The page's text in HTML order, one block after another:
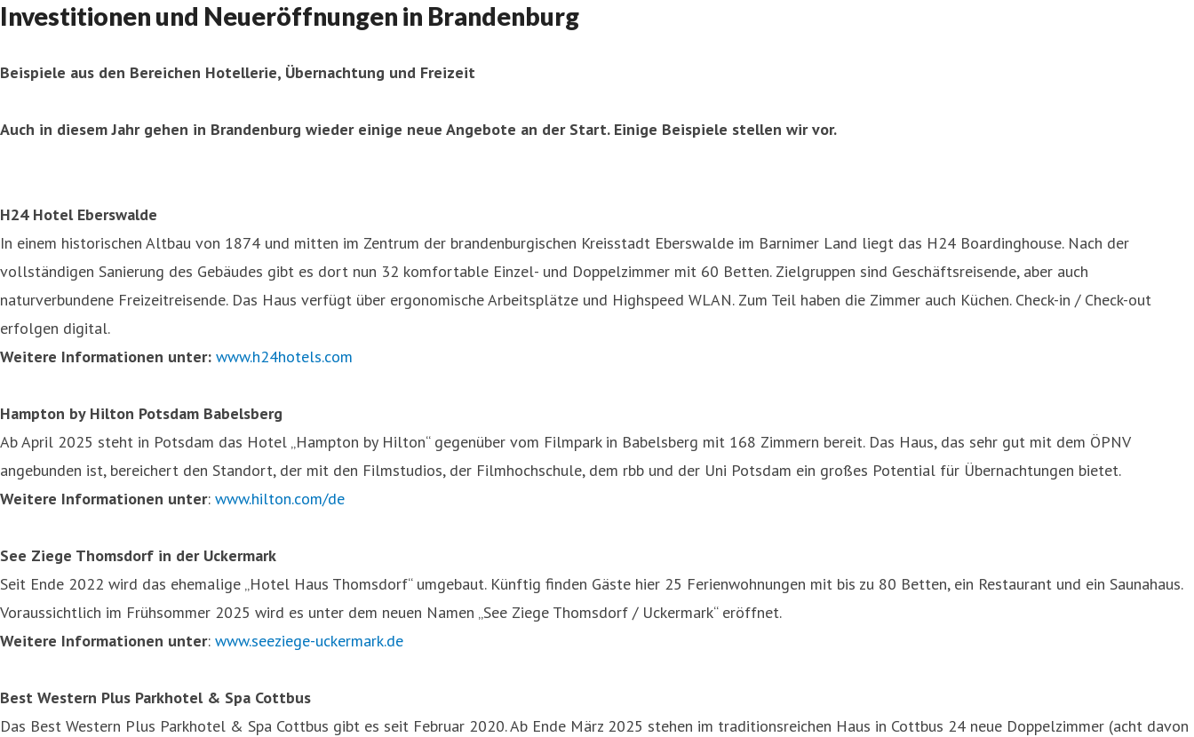
Investitionen und Neueröffnungen in Brandenburg
Beispiele aus den Bereichen Hotellerie, Übernachtung und Freizeit
Auch in diesem Jahr gehen in Brandenburg wieder einige neue Angebote an der Start. Einige Beispiele stellen wir vor.
H24 Hotel Eberswalde
In einem historischen Altbau von 1874 und mitten im Zentrum der brandenburgischen Kreisstadt Eberswalde im Barnimer Land liegt das H24 Boardinghouse. Nach der
vollständigen Sanierung des Gebäudes gibt es dort nun 32 komfortable Einzel- und Doppelzimmer mit 60 Betten. Zielgruppen sind Geschäftsreisende, aber auch
naturverbundene Freizeitreisende. Das Haus verfügt über ergonomische Arbeitsplätze und Highspeed WLAN. Zum Teil haben die Zimmer auch Küchen. Check-in / Check-out
erfolgen digital.
Weitere Informationen unter: www.h24hotels.com
Hampton by Hilton Potsdam Babelsberg
Ab April 2025 steht in Potsdam das Hotel „Hampton by Hilton“ gegenüber vom Filmpark in Babelsberg mit 168 Zimmern bereit. Das Haus, das sehr gut mit dem ÖPNV
angebunden ist, bereichert den Standort, der mit den Filmstudios, der Filmhochschule, dem rbb und der Uni Potsdam ein großes Potential für Übernachtungen bietet.
Weitere Informationen unter: www.hilton.com/de
See Ziege Thomsdorf in der Uckermark
Seit Ende 2022 wird das ehemalige „Hotel Haus Thomsdorf“ umgebaut. Künftig finden Gäste hier 25 Ferienwohnungen mit bis zu 80 Betten, ein Restaurant und ein Saunahaus.
Voraussichtlich im Frühsommer 2025 wird es unter dem neuen Namen „See Ziege Thomsdorf / Uckermark“ eröffnet.
Weitere Informationen unter: www.seeziege-uckermark.de
Best Western Plus Parkhotel & Spa Cottbus
Das Best Western Plus Parkhotel & Spa Cottbus gibt es seit Februar 2020. Ab Ende März 2025 stehen im traditionsreichen Haus in Cottbus 24 neue Doppelzimmer (acht davon